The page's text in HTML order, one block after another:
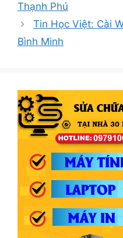
Thạnh Phú
Tin Học Việt: Cài
Bình Minh